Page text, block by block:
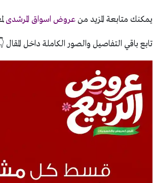
يمكنك متابعة المزيد منعروض اسواق المرشدى
تابع باقي التفاصيل والصور الكاملة داخل المقال